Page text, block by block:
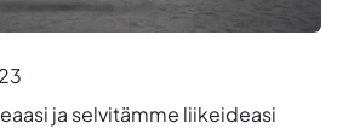
ja selvitämme liikeideasi